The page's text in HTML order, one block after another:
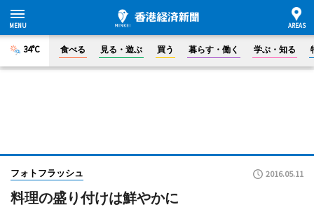
34°C 食べる 見る・遊ぶ 買う 暮らす・働く 学ぶ・知る
フォトフラッシュ 2016.05.11
料理の盛り付けは鮮やかに